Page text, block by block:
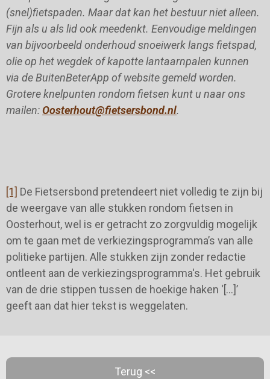
(snel)fietspaden. Maar dat kan het bestuur niet alleen.
Fijn als u als lid ook meedenkt. Eenvoudige meldingen
van bijvoorbeeld onderhoud snoeiwerk langs fietspad,
olie op het wegdek of kapotte lantaarnpalen kunnen
via de BuitenBeterApp of website gemeld worden.
Grotere knelpunten rondom fietsen kunt u naar ons
mailen:Oosterhout@fietsersbond.nl.
[1] De Fietsersbond pretendeert niet volledig te zijn bij
de weergave van alle stukken rondom fietsen in
Oosterhout, wel is er getracht zo zorgvuldig mogelijk
om te gaan met de verkiezingsprogramma’s van alle
politieke partijen. Alle stukken zijn zonder redactie
ontleent aan de verkiezingsprogramma's. Het gebruik
van de drie stippen tussen de hoekige haken ‘[…]’
geeft aan dat hier tekst is weggelaten.
Terug <<